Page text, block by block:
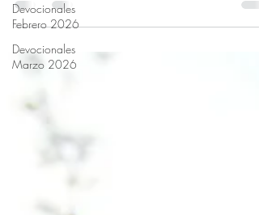
Devocionales
Febrero 2026
Devocionales
Marzo 2026
Proverbios 9:9 Hoy vamos a meditar en el
verso 9,...